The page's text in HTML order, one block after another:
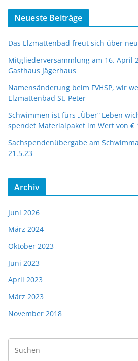
Neueste Beiträge
Das Elzmattenbad freut sich über
Mitgliederversammlung am 16. April
Gasthaus Jägerhaus
Namensänderung beim FVHSP, wir
Elzmattenbad St. Peter
Schwimmen ist fürs „Über“ Leben
spendet Materialpaket im Wert von €
Sachspendenübergabe am
21.5.23
Archiv
Juni 2026
März 2024
Oktober 2023
Juni 2023
April 2023
März 2023
November 2018